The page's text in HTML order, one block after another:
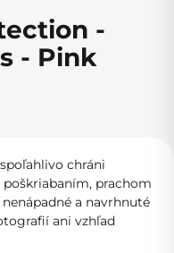
-
- Pink
chráni
prachom
a navrhnuté
ani vzhľad